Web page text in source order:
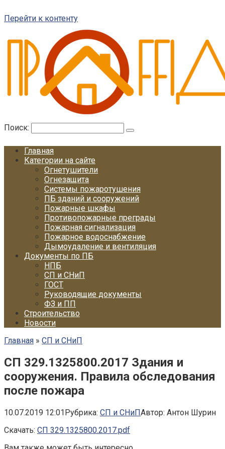
Перейти к контенту
Поиск:
Главная
Категории на сайте
Огнетушители
Огнезащита
Системы пожаротушения
ПБ зданий и сооружений
Пожарные шкафы
Противопожарные преграды
Пожарная сигнализация
Пожарное водоснабжение
Дымоудаление и вентиляция
Документы по ПБ
НПБ
СП и СНиП
ГОСТ
Руководящие документы
ФЗ и ПП
Строительство
Новости
Главная » СП и СНиП
СП 329.1325800.2017 Здания и
сооружения. Правила обследования
после пожара
10.07.2019 12:01Рубрика: СП и СНиПАвтор: Антон Шурин
Скачать: СП 329.1325800.2017.pdf